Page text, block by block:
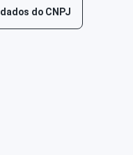
do CNPJ